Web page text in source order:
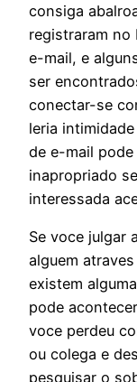
consiga
registraram no
e-mail, e
ser
conectar-se
leria
de e-mail
inapropriado
interessada
Se voce julgar
alguem
existem
pode
voce perdeu
ou colega e
pesquisar o